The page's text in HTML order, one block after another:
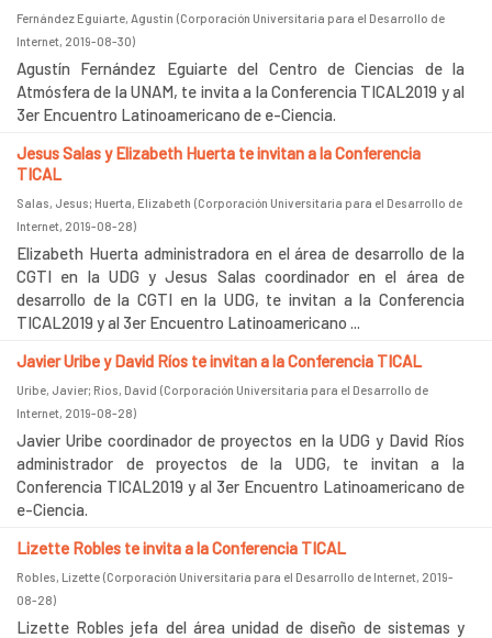
Fernández Eguiarte, Agustín (Corporación Universitaria para el Desarrollo de
Internet, 2019-08-30)
Agustín Fernández Eguiarte del Centro de Ciencias de la
Atmósfera de la UNAM, te invita a la Conferencia TICAL2019 y al
3er Encuentro Latinoamericano de e-Ciencia.
Jesus Salas y Elizabeth Huerta te invitan a la Conferencia
TICAL
Salas, Jesus; Huerta, Elizabeth (Corporación Universitaria para el Desarrollo de
Internet, 2019-08-28)
Elizabeth Huerta administradora en el área de desarrollo de la
CGTI en la UDG y Jesus Salas coordinador en el área de
desarrollo de la CGTI en la UDG, te invitan a la Conferencia
TICAL2019 y al 3er Encuentro Latinoamericano ...
Javier Uribe y David Ríos te invitan a la Conferencia TICAL
Uribe, Javier; Ríos, David (Corporación Universitaria para el Desarrollo de
Internet, 2019-08-28)
Javier Uribe coordinador de proyectos en la UDG y David Ríos
administrador de proyectos de la UDG, te invitan a la
Conferencia TICAL2019 y al 3er Encuentro Latinoamericano de
e-Ciencia.
Lizette Robles te invita a la Conferencia TICAL
Robles, Lizette (Corporación Universitaria para el Desarrollo de Internet, 2019-
08-28)
Lizette Robles jefa del área unidad de diseño de sistemas y